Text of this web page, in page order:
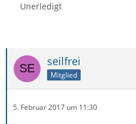
Unerledigt
seilfrei
Mitglied
5. Februar 2017 um 11:30